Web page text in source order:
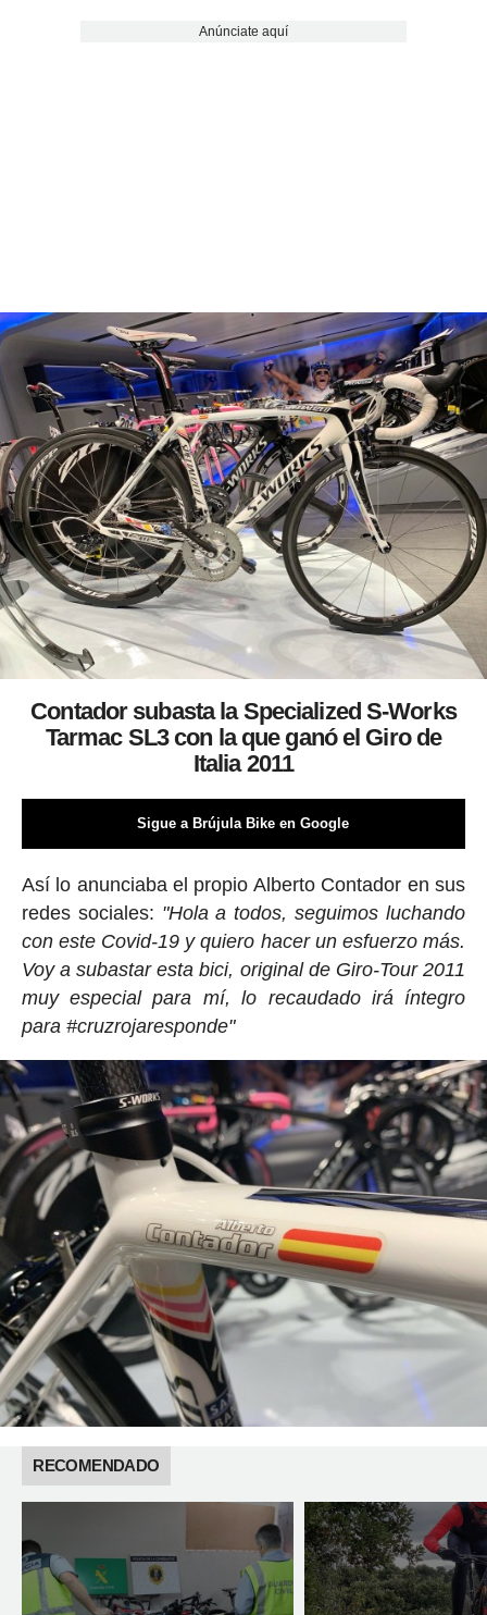
Anúnciate aquí
Contador subasta laSpecialized S-Works
Tarmac SL3 con la que ganó el Giro de
Italia 2011
Sigue a Brújula Bike en Google
Así lo anunciaba el propio Alberto Contador en sus
redes sociales: "Hola a todos, seguimos luchando
con este Covid-19 y quiero hacer un esfuerzo más.
Voy a subastar esta bici, original de Giro-Tour 2011
muy especial para mí, lo recaudado irá íntegro
para #cruzrojaresponde"
RECOMENDADO